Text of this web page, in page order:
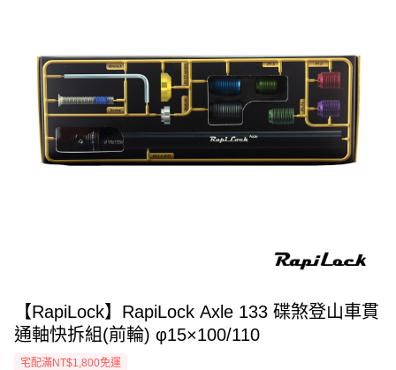
【RapiLock】RapiLock Axle 133 碟煞登山車貫
通軸快拆組(前輪) φ15×100/110
宅配滿NT$1,800免運